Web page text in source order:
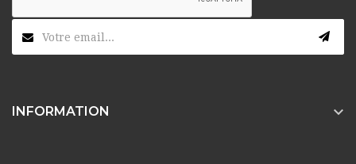
INFORMATION 